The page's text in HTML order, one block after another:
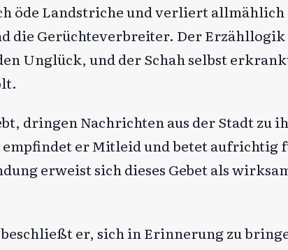
öde Landstriche und verliert allmählich
die Gerüchteverbreiter. Der
Unglück, und der Schah selbst
dringen Nachrichten aus der Stadt zu
er Mitleid und betet aufrichtig
erweist sich dieses Gebet als
er, sich in Erinnerung zu